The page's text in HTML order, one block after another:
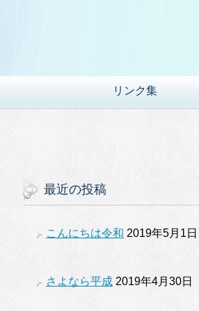
リンク集
最近の投稿
こんにちは令和 2019年5月1日
さよなら平成 2019年4月30日